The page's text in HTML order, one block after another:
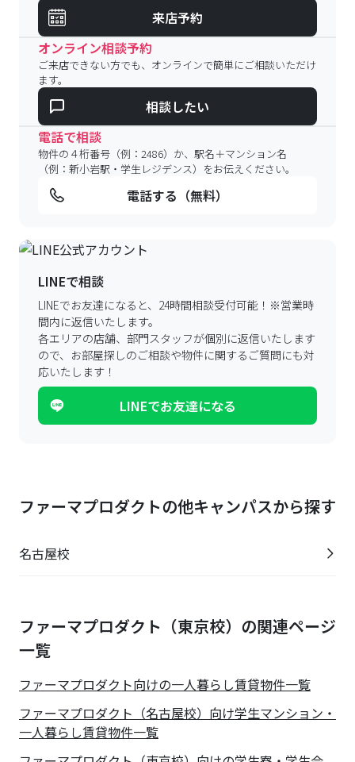
来店予約
オンライン相談予約
ご来店できない方でも、オンラインで簡単にご相談いただけ
ます。
相談したい
電話で相談
物件の４桁番号（例：2486）か、駅名＋マンション名
（例：新小岩駅・学生レジデンス）をお伝えください。
電話する（無料）
LINEで相談
LINEでお友達になると、24時間相談受付可能！ ※営業時
間内に返信いたします。
各エリアの店舗、部門スタッフが個別に返信いたします
ので、 お部屋探しのご相談や物件に関するご質問にも対
応いたします！
LINEでお友達になる
ファーマプロダクトの他キャンパスから探す
名古屋校
ファーマプロダクト（東京校）の関連ページ
一覧
ファーマプロダクト向けの一人暮らし賃貸物件一覧
ファーマプロダクト（名古屋校）向け学生マンション・
一人暮らし賃貸物件一覧